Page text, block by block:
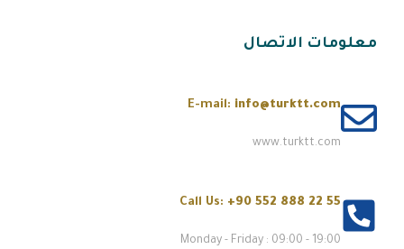
معلومات الاتصال
E-mail: info@turktt.com
www.turktt.com
Call Us: +90 552 888 22 55
Monday - Friday : 09:00 - 19:00